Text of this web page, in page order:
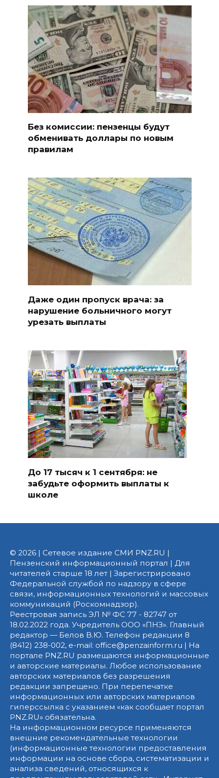
Без комиссии: пензенцы будут
обменивать доллары по новым
правилам
Даже один пропуск врача: за
нарушение больничного могут
урезать выплаты
До 17 тысяч к 1 сентября: не
забудьте оформить выплаты к
школе
© 2026 | Сетевое издание СМИ PNZ.RU |
Пензенский информационный портал | Для
читателей старше 18 лет | Зарегистрировано
Федеральной службой по надзору в сфере
связи, информационных технологий и массовых
коммуникаций (Роскомнадзор).
Реестровая запись ЭЛ № ФС 77 - 82747 от
18.02.2022 года. Учредитель ООО «ПНЗ». Главный
редактор — Белов В.Ю. Телефон редакции 8
(8412) 238-002, e-mail: office@penzainform.ru | На
портале PNZ.RU размещаются информационные
и авторские материалы. Любое использование
авторских материалов без разрешения
редакции запрещено. При перепечатке
информационных или авторских материалов
гиперссылка с указанием «как сообщает портал
PNZ.RU» обязательна.
На информационном ресурсе применяются
внешние рекомендательные технологии
(информационные технологии предоставления
информации на основе сбора, систематизации и
анализа сведений, относящихся к